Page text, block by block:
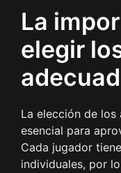
La
elegir
La elección de los
esencial para
Cada jugador
individuales, por